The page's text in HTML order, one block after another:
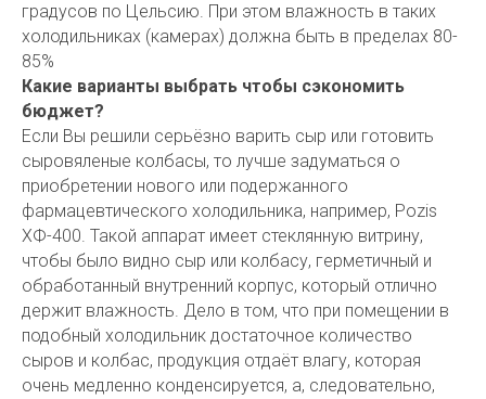
градусов по Цельсию. При этом влажность в таких
холодильниках (камерах) должна быть в пределах 80-
85%
Какие варианты выбрать чтобы сэкономить
бюджет?
Если Вы решили серьёзно варить сыр или готовить
сыровяленые колбасы, то лучше задуматься о
приобретении нового или подержанного
фармацевтического холодильника, например, Pozis
ХФ-400. Такой аппарат имеет стеклянную витрину,
чтобы было видно сыр или колбасу, герметичный и
обработанный внутренний корпус, который отлично
держит влажность. Дело в том, что при помещении в
подобный холодильник достаточное количество
сыров и колбас, продукция отдаёт влагу, которая
очень медленно конденсируется, а, следовательно,